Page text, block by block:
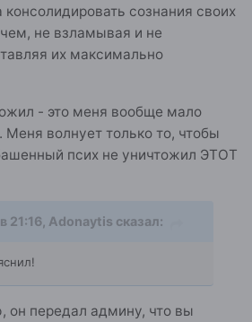
сознания своих
не взламывая и не
их максимально
- это меня вообще мало
Меня волнует только то, чтобы
псих не уничтожил ЭТОТ
21:16, Adonaytis сказал:
он передал админу, что вы